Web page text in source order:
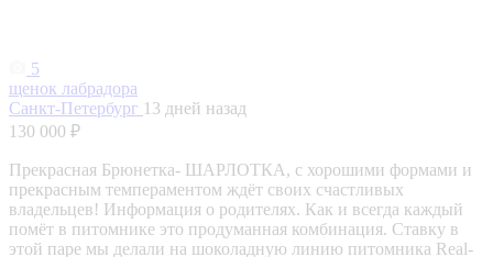
5
щенок лабрадора
Санкт-Петербург 13 дней назад
130 000 ₽
Прекрасная Брюнетка- ШАРЛОТКА, с хорошими формами и
прекрасным темпераментом ждёт своих счастливых
владельцев! Информация о родителях. Как и всегда каждый
помёт в питомнике это продуманная комбинация. Ставку в
этой паре мы делали на шоколадную линию питомника Real-